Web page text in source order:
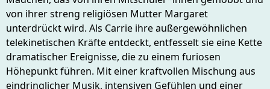
von ihrer streng religiösen Mutter Margaret
unterdrückt wird. Als Carrie ihre außergewöhnlichen
telekinetischen Kräfte entdeckt, entfesselt sie eine Kette
dramatischer Ereignisse, die zu einem furiosen
Höhepunkt führen. Mit einer kraftvollen Mischung aus
eindringlicher Musik, intensiven Gefühlen und einer